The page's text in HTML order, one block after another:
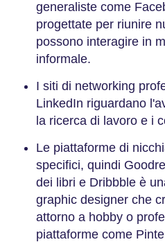
generaliste come
progettate per riunire
possono interagire in
informale.
I siti di networking
LinkedIn riguardano
la ricerca di lavoro e i
Le piattaforme di
specifici, quindi
dei libri e Dribbble è
graphic designer che
attorno a hobby o
piattaforme come